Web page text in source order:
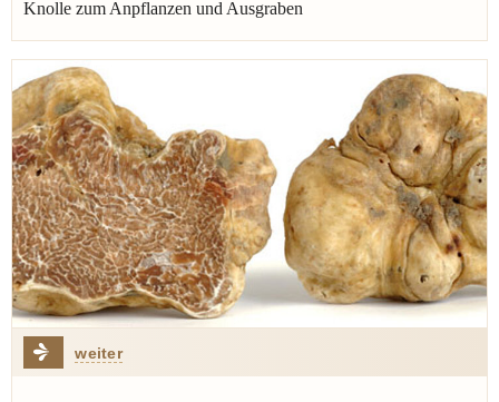
Knolle zum Anpflanzen und Ausgraben
weiter